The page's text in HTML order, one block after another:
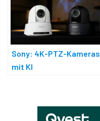
Sony: 4K-PTZ-Kameras
mit KI